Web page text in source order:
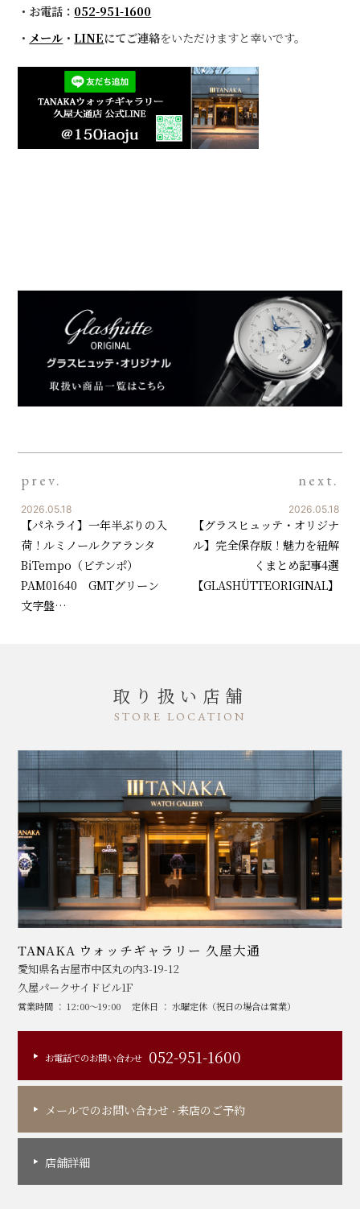
・お電話： 052-951-1600
・ メール ・LINEにてご連絡をいただけますと幸いです。
prev.
2026.05.18
【パネライ】一年半ぶりの入
荷！ルミノールクアランタ
BiTempo（ビテンポ）
PAM01640 GMTグリーン
文字盤…
next.
2026.05.18
【グラスヒュッテ・オリジナ
ル】完全保存版！魅力を紐解
くまとめ記事4選
【GLASHÜTTEORIGINAL】
取り扱い店舗
STORE LOCATION
TANAKA ウォッチギャラリー 久屋大通
愛知県名古屋市中区丸の内3-19-12
久屋パークサイドビル1F
営業時間 ： 12:00～19:00 定休日 ： 水曜定休（祝日の場合は営業）
お電話でのお問い合わせ 052-951-1600
メールでのお問い合わせ ・来店のご予約
店舗詳細